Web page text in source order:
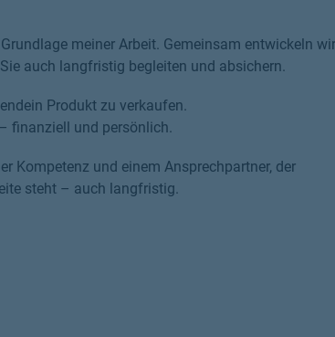
meiner Arbeit. Gemeinsam entwickeln wir
auch langfristig begleiten und absichern.
Produkt zu verkaufen.
finanziell und persönlich.
Kompetenz und einem Ansprechpartner, der
steht – auch langfristig.